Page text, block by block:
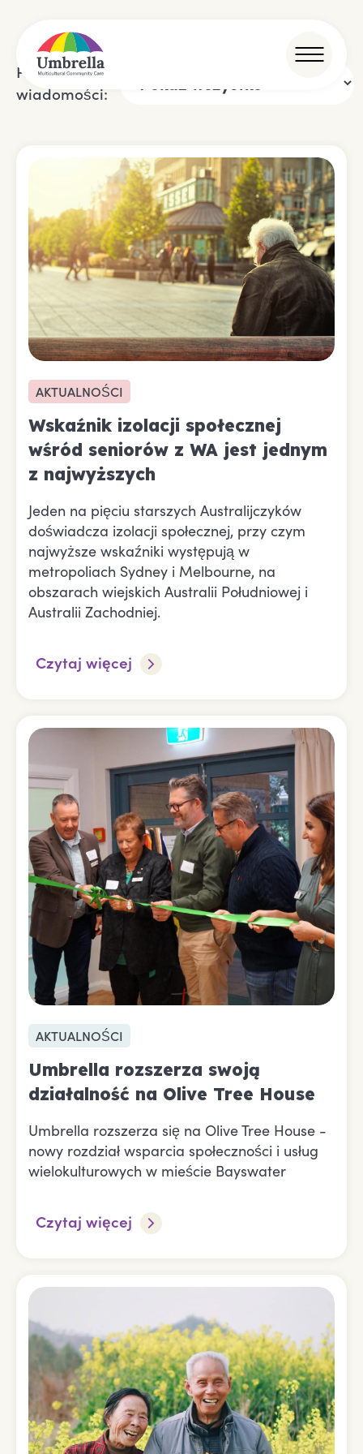
Filtrowanie
wiadomości:
AKTUALNOŚCI
Wskaźnik izolacji społecznej
wśród seniorów z WA jest jednym
z najwyższych
Jeden na pięciu starszych Australijczyków
doświadcza izolacji społecznej, przy czym
najwyższe wskaźniki występują w
metropoliach Sydney i Melbourne, na
obszarach wiejskich Australii Południowej i
Australii Zachodniej.
Czytaj więcej
AKTUALNOŚCI
Umbrella rozszerza swoją
działalność na Olive Tree House
Umbrella rozszerza się na Olive Tree House -
nowy rozdział wsparcia społeczności i usług
wielokulturowych w mieście Bayswater
Czytaj więcej